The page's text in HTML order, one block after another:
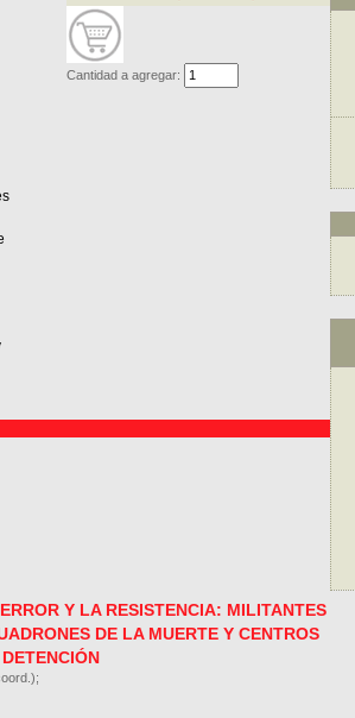
Cantidad a agregar:
Y LA RESISTENCIA: MILITANTES
DE LA MUERTE Y CENTROS